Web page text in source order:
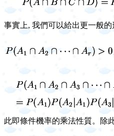
事實上, 我們可以給出更一般的
此即條件機率的乘法性質。除